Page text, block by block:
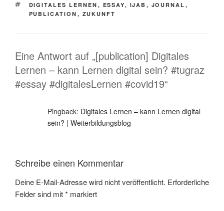
SCHLAGWÖRTER
DIGITALES LERNEN , ESSAY, IJAB , JOURNAL ,
PUBLICATION , ZUKUNFT
Eine Antwort auf „[publication] Digitales
Lernen – kann Lernen digital sein? #tugraz
#essay #digitalesLernen #covid19“
Pingback: Digitales Lernen – kann Lernen digital
sein? | Weiterbildungsblog
Schreibe einen Kommentar
Deine E-Mail-Adresse wird nicht veröffentlicht. Erforderliche
Felder sind mit* markiert